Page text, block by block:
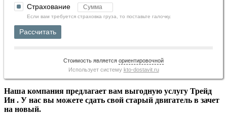
Страхование
Если вам требуется страховка груза, то поставьте галочку.
Рассчитать
Стоимость является ориентировочной
Использует систему kto-dostavit.ru
Наша компания предлагает вам выгодную услугу Трейд
Ин . У нас вы можете сдать свой старый двигатель в зачет
на новый.